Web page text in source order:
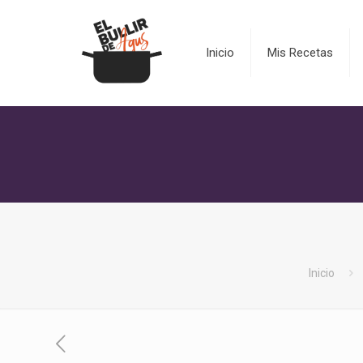
Inicio Mis Recetas
Inicio